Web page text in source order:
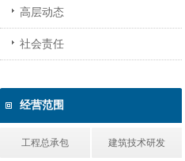
高层动态
社会责任
经营范围
工程总承包 建筑技术研发